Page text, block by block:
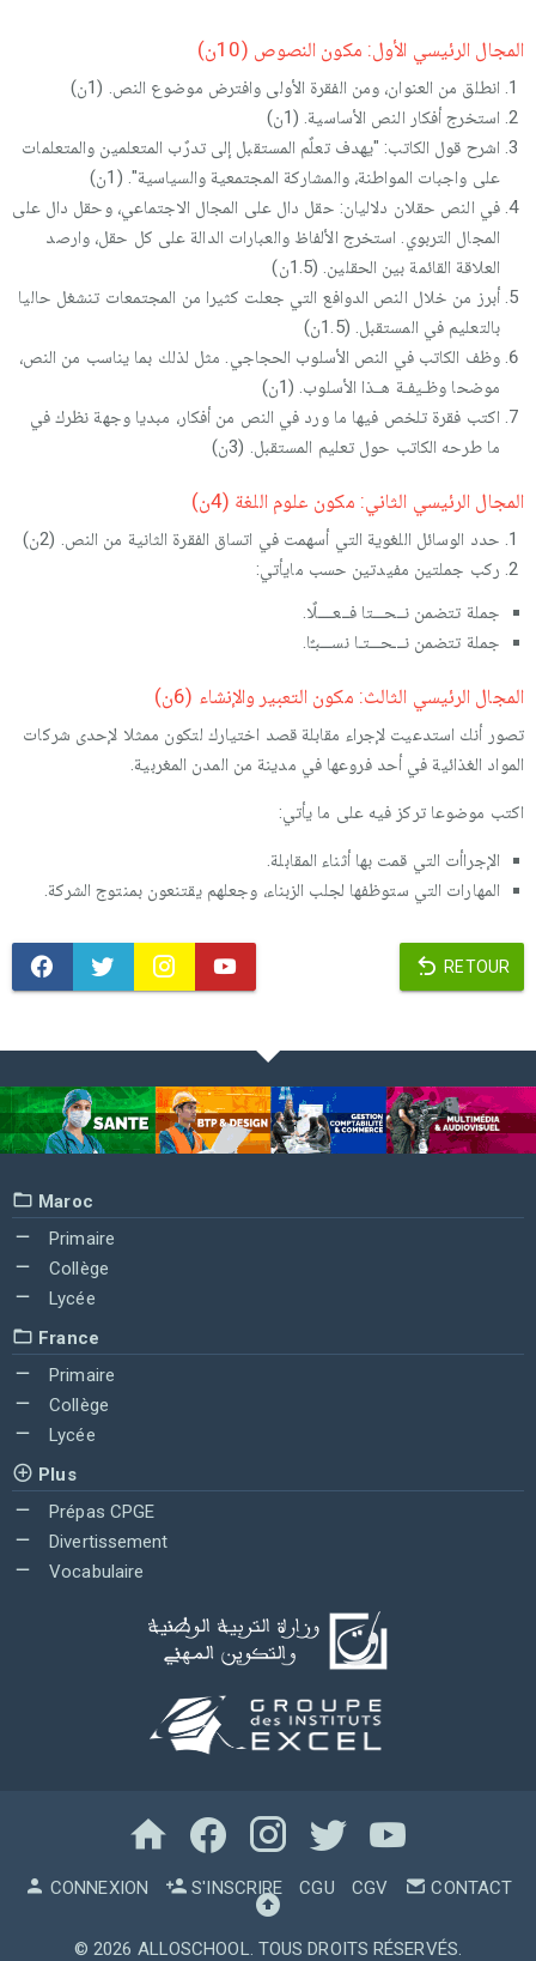
المجال الرئيسي الأول: مكون النصوص (10ن)
انطلق من العنوان، ومن الفقرة الأولى وافترض موضوع النص. (1ن)
استخرج أفكار النص الأساسية. (1ن)
اشرح قول الكاتب: "يهدف تعلٌم المستقبل إلى تدرٌب المتعلمين والمتعلمات
على واجبات المواطنة، والمشاركة المجتمعية والسياسية". (1ن)
في النص حقلان دلاليان: حقل دال على المجال الاجتماعي، وحقل دال على
المجال التربوي. استخرج الألفاظ والعبارات الدالة على كل حقل، وارصد
العلاقة القائمة بين الحقلين. (1.5ن)
أبرز من خلال النص الدوافع التي جعلت كثيرا من المجتمعات تنشغل حاليا
بالتعليم في المستقبل. (1.5ن)
وظف الكاتب في النص الأسلوب الحجاجي. مثل لذلك بما يناسب من النص،
موضحا وظـيفـة هــذا الأسلوب. (1ن)
اكتب فقرة تلخص فيها ما ورد في النص من أفكار، مبديا وجهة نظرك في
ما طرحه الكاتب حول تعليم المستقبل. (3ن)
المجال الرئيسي الثاني: مكون علوم اللغة (4ن)
حدد الوسائل اللغوية التي أسهمت في اتساق الفقرة الثانية من النص. (2ن)
ركب جملتين مفيدتين حسب مايأتي:
جملة تتضمن نــحـــتا فــعــــلٌا.
جملة تتضمن نـــحـــتـا نســـبـٌا.
المجال الرئيسي الثالث: مكون التعبير والإنشاء (6ن)
تصور أنك استدعيت لإجراء مقابلة قصد اختيارك لتكون ممثلا لإحدى شركات
المواد الغذائية في أحد فروعها في مدينة من المدن المغربية.
اكتب موضوعا تركز فيه على ما يأتي:
الإجراأت التي قمت بها أثناء المقابلة.
المهارات التي ستوظفها لجلب الزبناء، وجعلهم يقتنعون بمنتوج الشركة.
RETOUR
Maroc
Primaire
Collège
Lycée
France
Primaire
Collège
Lycée
Plus
Prépas CPGE
Divertissement
Vocabulaire
CONNEXION S'INSCRIRE CGU CGV CONTACT
© 2026 ALLOSCHOOL. TOUS DROITS RÉSERVÉS.